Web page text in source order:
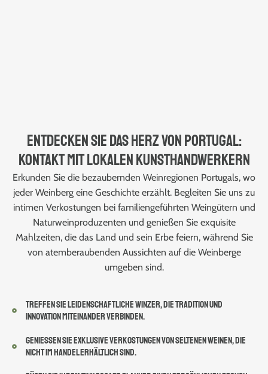
Entdecken Sie das Herz von Portugal:
Kontakt mit lokalen Kunsthandwerkern
Erkunden Sie die bezaubernden Weinregionen Portugals, wo
jeder Weinberg eine Geschichte erzählt. Begleiten Sie uns zu
intimen Verkostungen bei familiengeführten Weingütern und
Naturweinproduzenten und genießen Sie exquisite
Mahlzeiten, die das Land und sein Erbe feiern, während Sie
von atemberaubenden Aussichten auf die Weinberge
umgeben sind.
TREFFEN SIE LEIDENSCHAFTLICHE WINZER, DIE TRADITION UND
INNOVATION MITEINANDER VERBINDEN.
GENIESSEN SIE EXKLUSIVE VERKOSTUNGEN VON SELTENEN WEINEN, DIE N
ICHT IM HANDEL ERHÄLTLICH SIND.